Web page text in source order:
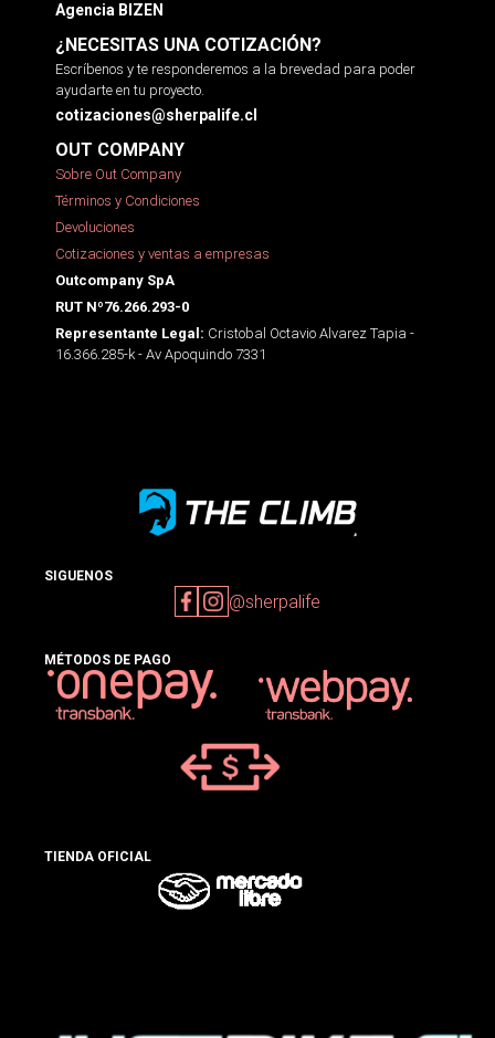
Agencia BIZEN
¿NECESITAS UNA COTIZACIÓN?
Escríbenos y te responderemos a la brevedad para poder
ayudarte en tu proyecto.
cotizaciones@sherpalife.cl
OUT COMPANY
Sobre Out Company
Términos y Condiciones
Devoluciones
Cotizaciones y ventas a empresas
Outcompany SpA
RUT Nº76.266.293-0
Representante Legal: Cristobal Octavio Alvarez Tapia -
16.366.285-k - Av Apoquindo 7331
SIGUENOS
@sherpalife
MÉTODOS DE PAGO
TIENDA OFICIAL